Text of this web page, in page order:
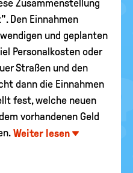
Zusammenstellung
Den Einnahmen
und geplanten
Personalkosten oder
Straßen und den
dann die Einnahmen
fest, welche neuen
vorhandenen Geld
Weiter lesen